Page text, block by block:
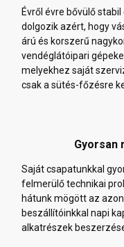
Évről évre bővülő
dolgozik azért, hogy
árú és korszerű
vendéglátóipari
melyekhez saját
csak a sütés-főzésre
Gyorsan
Saját csapatunkkal
felmerülő technikai
hátunk mögött az
beszállítóinkkal napi
alkatrészek